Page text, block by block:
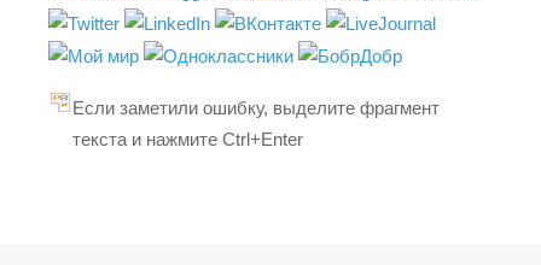
Если заметили ошибку, выделите фрагмент
текста и нажмите Ctrl+Enter